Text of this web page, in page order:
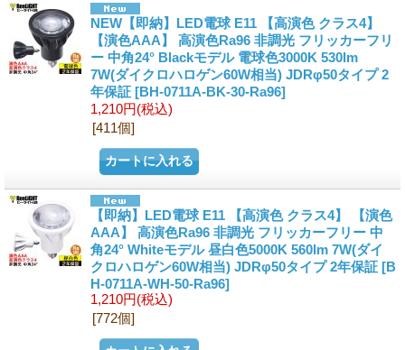
NEW【即納】LED電球 E11 【高演色 クラス4】
【演色AAA】 高演色Ra96 非調光 フリッカーフリ
ー 中角24° Blackモデル 電球色3000K 530lm
7W(ダイクロハロゲン60W相当) JDRφ50タイプ 2
年保証 [BH-0711A-BK-30-Ra96]
1,210円(税込)
[411個]
【即納】LED電球 E11 【高演色 クラス4】 【演色
AAA】 高演色Ra96 非調光 フリッカーフリー 中
角24° Whiteモデル 昼白色5000K 560lm 7W(ダイ
クロハロゲン60W相当) JDRφ50タイプ 2年保証 [B
H-0711A-WH-50-Ra96]
1,210円(税込)
[772個]